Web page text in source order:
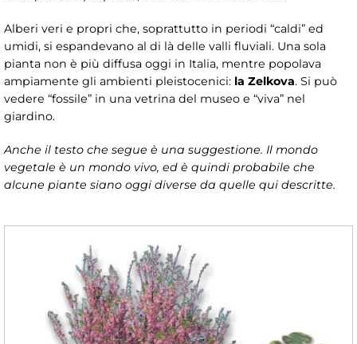
Alberi veri e propri che, soprattutto in periodi “caldi” ed
umidi, si espandevano al di là delle valli fluviali. Una sola
pianta non è più diffusa oggi in Italia, mentre popolava
ampiamente gli ambienti pleistocenici: la Zelkova. Si può
vedere “fossile” in una vetrina del museo e “viva” nel
giardino.
Anche il testo che segue è una suggestione. Il mondo
vegetale è un mondo vivo, ed è quindi probabile che
alcune piante siano oggi diverse da quelle qui descritte.